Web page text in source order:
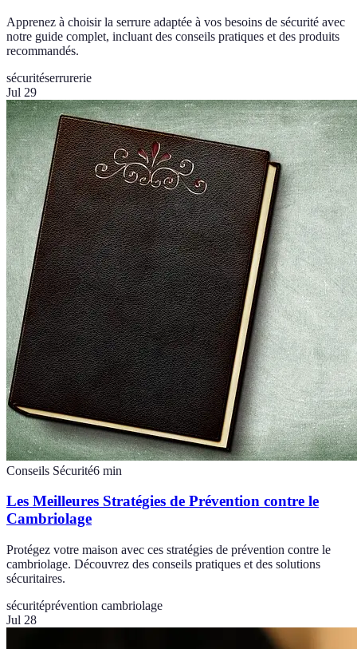
Apprenez à choisir la serrure adaptée à vos besoins de sécurité avec
notre guide complet, incluant des conseils pratiques et des produits
recommandés.
sécuritéserrurerie
Jul 29
Conseils Sécurité6 min
Les Meilleures Stratégies de Prévention contre le
Cambriolage
Protégez votre maison avec ces stratégies de prévention contre le
cambriolage. Découvrez des conseils pratiques et des solutions
sécuritaires.
sécuritéprévention cambriolage
Jul 28